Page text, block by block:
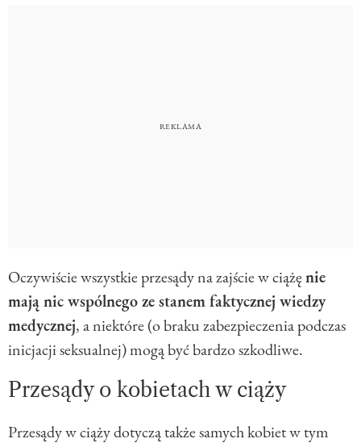
Oczywiście wszystkie przesądy na zajście w ciążęnie
mają nic wspólnego ze stanem faktycznej wiedzy
medycznej, a niektóre (o braku zabezpieczenia podczas
inicjacji seksualnej) mogą być bardzo szkodliwe.
Przesądy o kobietach w ciąży
Przesądy w ciąży dotyczą także samych kobiet w tym